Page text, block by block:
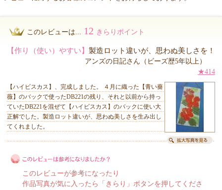
このレビューは... 12 きらりポイント
【作り（使い）やすい】 製造ロット違いが、思わぬ美しさを！
アンズの日記さん（ビーズ歴5年以上）
★414
【ハイビスカス】、完成しました。 ４月に織った【青い薔
薇】のバックで使ったDB221の残り、それと以前から持っ
ていたDB221を混ぜて【ハイビスカス】のバックに使い大
正解でした。製造ロット違いが、思わぬ美しさを生み出し
てくれました。
このレビューが参考になったり
作品写真が気に入ったら「きらり」ボタンを押してくださ